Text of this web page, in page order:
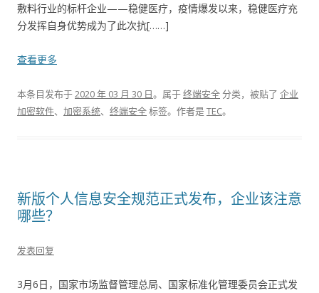
敷料行业的标杆企业——稳健医疗，疫情爆发以来，稳健医疗充
分发挥自身优势成为了此次抗[……]
查看更多
本条目发布于2020 年 03 月 30 日。属于终端安全分类，被贴了 企业
加密软件、 加密系统、 终端安全标签。 作者是TEC。
新版个人信息安全规范正式发布，企业该注意
哪些？
发表回复
3月6日，国家市场监督管理总局、国家标准化管理委员会正式发